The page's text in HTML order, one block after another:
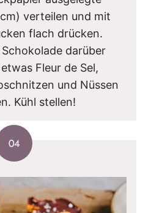
verteilen und mit
flach drücken.
darüber
Fleur de Sel,
und Nüssen
Kühl stellen!
04